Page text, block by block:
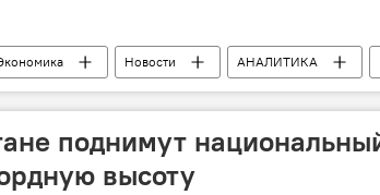
Новости АНАЛИТИКА
Ипотека Недвижимость
поднимут
высоту